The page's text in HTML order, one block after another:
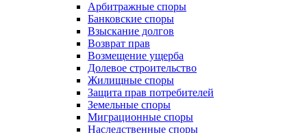
Арбитражные споры
Банковские споры
Взыскание долгов
Возврат прав
Возмещение ущерба
Долевое строительство
Жилищные споры
Защита прав потребителей
Земельные споры
Миграционные споры
Наследственные споры